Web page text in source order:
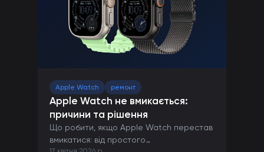
Apple Watch ремонт
Apple Watch не вмикається:
причини та рішення
Що робити, якщо Apple Watch перестав
вмикатися: від простого